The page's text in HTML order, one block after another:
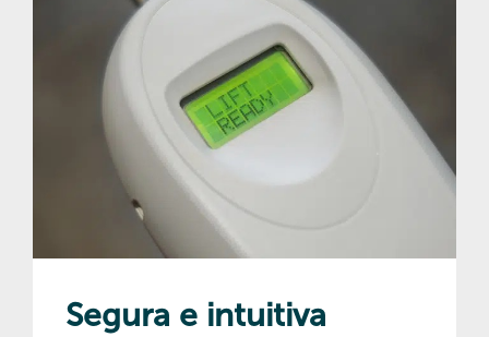
Segura e intuitiva